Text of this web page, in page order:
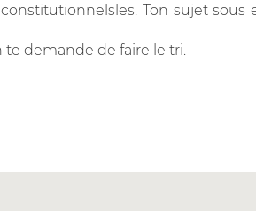
Ton sujet
demande de faire le tri.